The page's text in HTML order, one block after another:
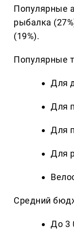
Популярные
рыбалка
(19%).
Популярные
Для
Для
Для
Для
Средний
До 3